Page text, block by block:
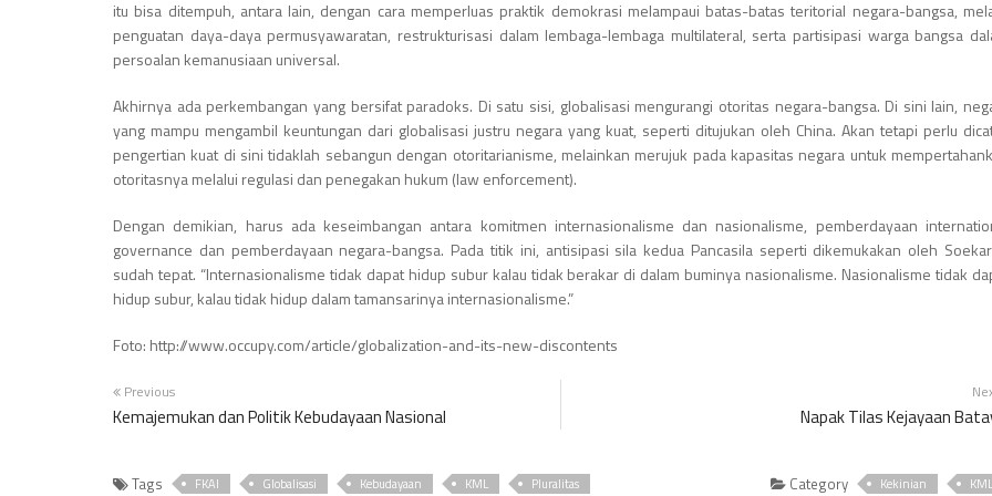
itu bisa ditempuh, antara lain, dengan cara memperluas praktik demokrasi melampaui batas-batas teritorial negara-bangsa,
penguatan daya-daya permusyawaratan, restrukturisasi dalam lembaga-lembaga multilateral, serta partisipasi warga bangsa
persoalan kemanusiaan universal.
Akhirnya ada perkembangan yang bersifat paradoks. Di satu sisi, globalisasi mengurangi otoritas negara-bangsa. Di sini lain,
yang mampu mengambil keuntungan dari globalisasi justru negara yang kuat, seperti ditujukan oleh China. Akan tetapi perlu
pengertian kuat di sini tidaklah sebangun dengan otoritarianisme, melainkan merujuk pada kapasitas negara untuk
otoritasnya melalui regulasi dan penegakan hukum (law enforcement).
Dengan demikian, harus ada keseimbangan antara komitmen internasionalisme dan nasionalisme, pemberdayaan
governance dan pemberdayaan negara-bangsa. Pada titik ini, antisipasi sila kedua Pancasila seperti dikemukakan oleh
sudah tepat. “Internasionalisme tidak dapat hidup subur kalau tidak berakar di dalam buminya nasionalisme. Nasionalisme tidak
hidup subur, kalau tidak hidup dalam tamansarinya internasionalisme.”
Foto: http://www.occupy.com/article/globalization-and-its-new-discontents
Previous
Kemajemukan dan Politik Kebudayaan Nasional Napak Tilas Kejayaan
Tags FKAI Globalisasi Kebudayaan KML Pluralitas Category Kekinian KML